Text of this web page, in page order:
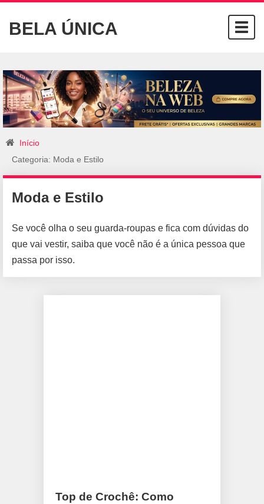
BELA ÚNICA
Início
Categoria: Moda e Estilo
Moda e Estilo
Se você olha o seu guarda-roupas e fica com dúvidas do
que vai vestir, saiba que você não é a única pessoa que
passa por isso.
Top de Crochê: Como